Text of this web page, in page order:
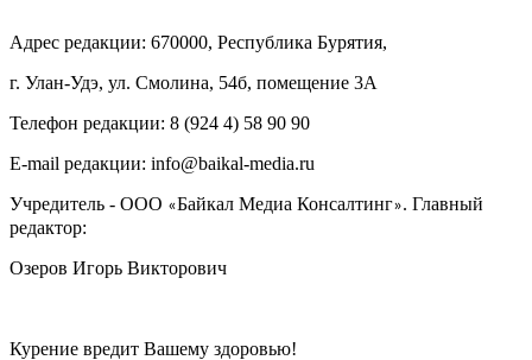
Адрес редакции: 670000, Республика Бурятия,
г. Улан-Удэ, ул. Смолина, 54б, помещение 3А
Телефон редакции: ‎‎8 (924 4) 58 90 90
E-mail редакции: info@baikal-media.ru
Учредитель - ООО «Байкал Медиа Консалтинг». Главный
редактор:
Озеров Игорь Викторович
Курение вредит Вашему здоровью!